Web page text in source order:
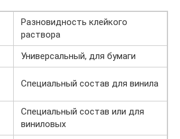
Разновидность клейкого
раствора
Универсальный, для бумаги
Специальный состав для винила
Специальный состав или для
виниловых